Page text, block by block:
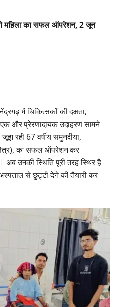
महिला का सफल ऑपरेशन, 2 जून
में चिकित्सकों की दक्षता,
और प्रेरणादायक उदाहरण सामने
जूझ रही 67 वर्षीय समुनदीया,
क्षेत्र), का सफल ऑपरेशन कर
अब उनकी स्थिति पूरी तरह स्थिर है
से छुट्टी देने की तैयारी कर